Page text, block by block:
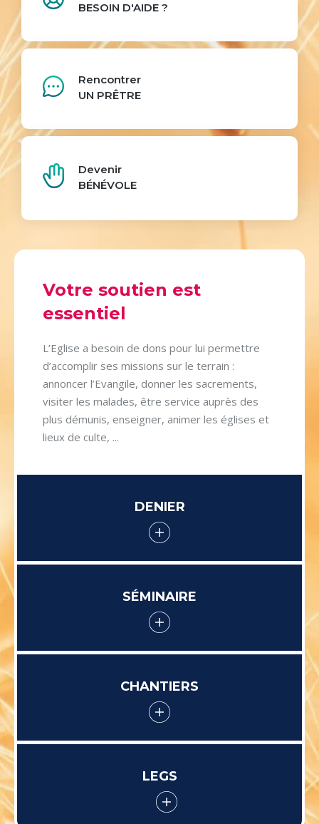
BESOIN D'AIDE ?
Rencontrer
UN PRÊTRE
Devenir
BÉNÉVOLE
Votre soutien est
essentiel
L’Eglise a besoin de dons pour lui permettre
d’accomplir ses missions sur le terrain :
annoncer l’Evangile, donner les sacrements,
visiter les malades, être service auprès des
plus démunis, enseigner, animer les églises et
lieux de culte, ...
DENIER
SÉMINAIRE
CHANTIERS
LEGS